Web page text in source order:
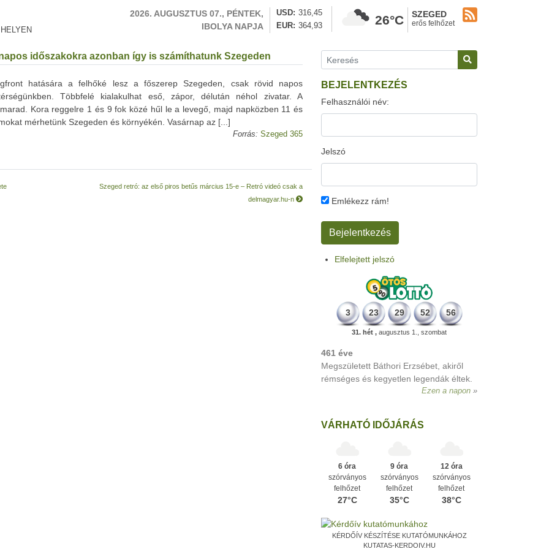
2026. AUGUSZTUS 07., PÉNTEK,
IBOLYA NAPJA
USD
316,45
EUR
364,93 26°C SZEGED
erős felhőzet
időszakokra azonban így is számíthatunk Szegeden
hatására a felhőké lesz a főszerep Szegeden, csak rövid napos
Többfelé kialakulhat eső, zápor, délután néhol zivatar. A
Kora reggelre 1 és 9 fok közé hűl le a levegő, majd napközben 11 és
mérhetünk Szegeden és környékén. Vasárnap az [...]
Forrás: Szeged 365
Szeged retró: az első piros betűs március 15-e – Retró videó csak a
delmagyar.hu-n
BEJELENTKEZÉS
Felhasználói név:
Jelszó
Emlékezz rám!
Elfelejtett jelszó
3 23 29 52 56
31. hét , augusztus 1., szombat
VÁRHATÓ IDŐJÁRÁS
6 óra
szórványos
felhőzet
27°C
9 óra
szórványos
felhőzet
35°C
12 óra
szórványos
felhőzet
38°C
KÉRDŐÍV KÉSZÍTÉSE KUTATÓMUNKÁHOZ
KUTATAS-KERDOIV.HU